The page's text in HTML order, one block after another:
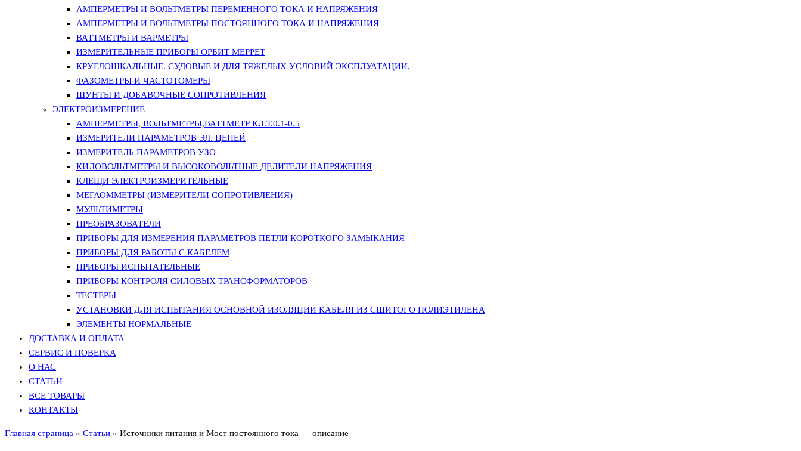
АМПЕРМЕТРЫ И ВОЛЬТМЕТРЫ ПЕРЕМЕННОГО ТОКА И НАПРЯЖЕНИЯ
АМПЕРМЕТРЫ И ВОЛЬТМЕТРЫ ПОСТОЯННОГО ТОКА И НАПРЯЖЕНИЯ
ВАТТМЕТРЫ И ВАРМЕТРЫ
ИЗМЕРИТЕЛЬНЫЕ ПРИБОРЫ ОРБИТ МЕРРЕТ
КРУГЛОШКАЛЬНЫЕ. СУДОВЫЕ И ДЛЯ ТЯЖЕЛЫХ УСЛОВИЙ ЭКСПЛУАТАЦИИ.
ФАЗОМЕТРЫ И ЧАСТОТОМЕРЫ
ШУНТЫ И ДОБАВОЧНЫЕ СОПРОТИВЛЕНИЯ
ЭЛЕКТРОИЗМЕРЕНИЕ
АМПЕРМЕТРЫ, ВОЛЬТМЕТРЫ,ВАТТМЕТР КЛ.Т.0.1-0.5
ИЗМЕРИТЕЛИ ПАРАМЕТРОВ ЭЛ. ЦЕПЕЙ
ИЗМЕРИТЕЛЬ ПАРАМЕТРОВ УЗО
КИЛОВОЛЬТМЕТРЫ И ВЫСОКОВОЛЬТНЫЕ ДЕЛИТЕЛИ НАПРЯЖЕНИЯ
КЛЕЩИ ЭЛЕКТРОИЗМЕРИТЕЛЬНЫЕ
МЕГАОММЕТРЫ (ИЗМЕРИТЕЛИ СОПРОТИВЛЕНИЯ)
МУЛЬТИМЕТРЫ
ПРЕОБРАЗОВАТЕЛИ
ПРИБОРЫ ДЛЯ ИЗМЕРЕНИЯ ПАРАМЕТРОВ ПЕТЛИ КОРОТКОГО ЗАМЫКАНИЯ
ПРИБОРЫ ДЛЯ РАБОТЫ С КАБЕЛЕМ
ПРИБОРЫ ИСПЫТАТЕЛЬНЫЕ
ПРИБОРЫ КОНТРОЛЯ СИЛОВЫХ ТРАНСФОРМАТОРОВ
ТЕСТЕРЫ
УСТАНОВКИ ДЛЯ ИСПЫТАНИЯ ОСНОВНОЙ ИЗОЛЯЦИИ КАБЕЛЯ ИЗ СШИТОГО ПОЛИЭТИЛЕНА
ЭЛЕМЕНТЫ НОРМАЛЬНЫЕ
ДОСТАВКА И ОПЛАТА
СЕРВИС И ПОВЕРКА
О НАС
СТАТЬИ
ВСЕ ТОВАРЫ
КОНТАКТЫ
Главная страница » Статьи » Источники питания и Мост постоянного тока — описание